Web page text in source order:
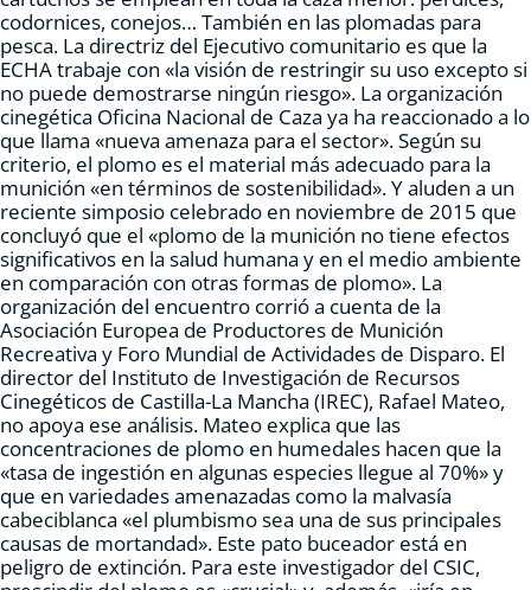
codornices, conejos… También en las plomadas para
pesca. La directriz del Ejecutivo comunitario es que la
ECHA trabaje con «la visión de restringir su uso excepto si
no puede demostrarse ningún riesgo». La organización
cinegética Oficina Nacional de Caza ya ha reaccionado a lo
que llama «nueva amenaza para el sector». Según su
criterio, el plomo es el material más adecuado para la
munición «en términos de sostenibilidad». Y aluden a un
reciente simposio celebrado en noviembre de 2015 que
concluyó que el «plomo de la munición no tiene efectos
significativos en la salud humana y en el medio ambiente
en comparación con otras formas de plomo». La
organización del encuentro corrió a cuenta de la
Asociación Europea de Productores de Munición
Recreativa y Foro Mundial de Actividades de Disparo. El
director del Instituto de Investigación de Recursos
Cinegéticos de Castilla-La Mancha (IREC), Rafael Mateo,
no apoya ese análisis. Mateo explica que las
concentraciones de plomo en humedales hacen que la
«tasa de ingestión en algunas especies llegue al 70%» y
que en variedades amenazadas como la malvasía
cabeciblanca «el plumbismo sea una de sus principales
causas de mortandad». Este pato buceador está en
peligro de extinción. Para este investigador del CSIC,